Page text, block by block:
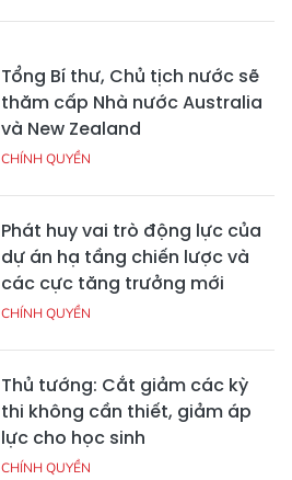
Tổng Bí thư, Chủ tịch nước sẽ
thăm cấp Nhà nước Australia
và New Zealand
CHÍNH QUYỀN
Phát huy vai trò động lực của
dự án hạ tầng chiến lược và
các cực tăng trưởng mới
CHÍNH QUYỀN
Thủ tướng: Cắt giảm các kỳ
thi không cần thiết, giảm áp
lực cho học sinh
CHÍNH QUYỀN